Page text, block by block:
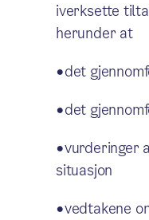
iverksette
herunder at
•det
•det
•vurderinger
situasjon
•vedtakene